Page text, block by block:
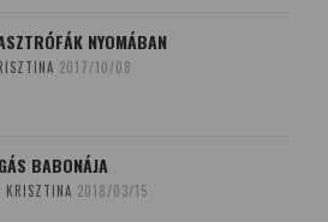
NYOMÁBAN
2017/10/08
BABONÁJA
KRISZTINA 2018/03/15